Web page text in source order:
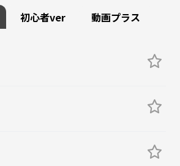
初心者ver 動画プラス